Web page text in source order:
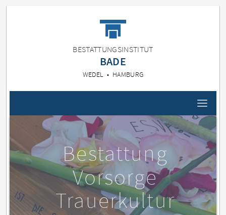
BESTATTUNGSINSTITUT
BADE
WEDEL • HAMBURG
Bestattung
Vorsorge
Trauerkultur